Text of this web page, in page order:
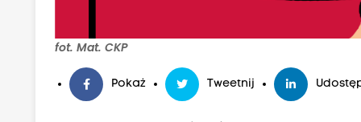
fot. Mat. CKP
Pokaż Tweetnij